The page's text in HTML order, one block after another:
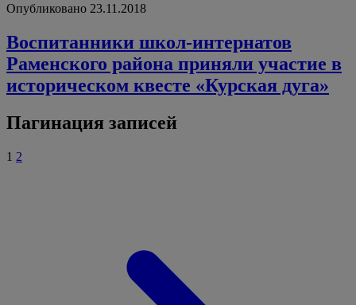
Опубликовано 23.11.2018
Воспитанники школ-интернатов
Раменского района приняли участие в
историческом квесте «Курская дуга»
Пагинация записей
1 2